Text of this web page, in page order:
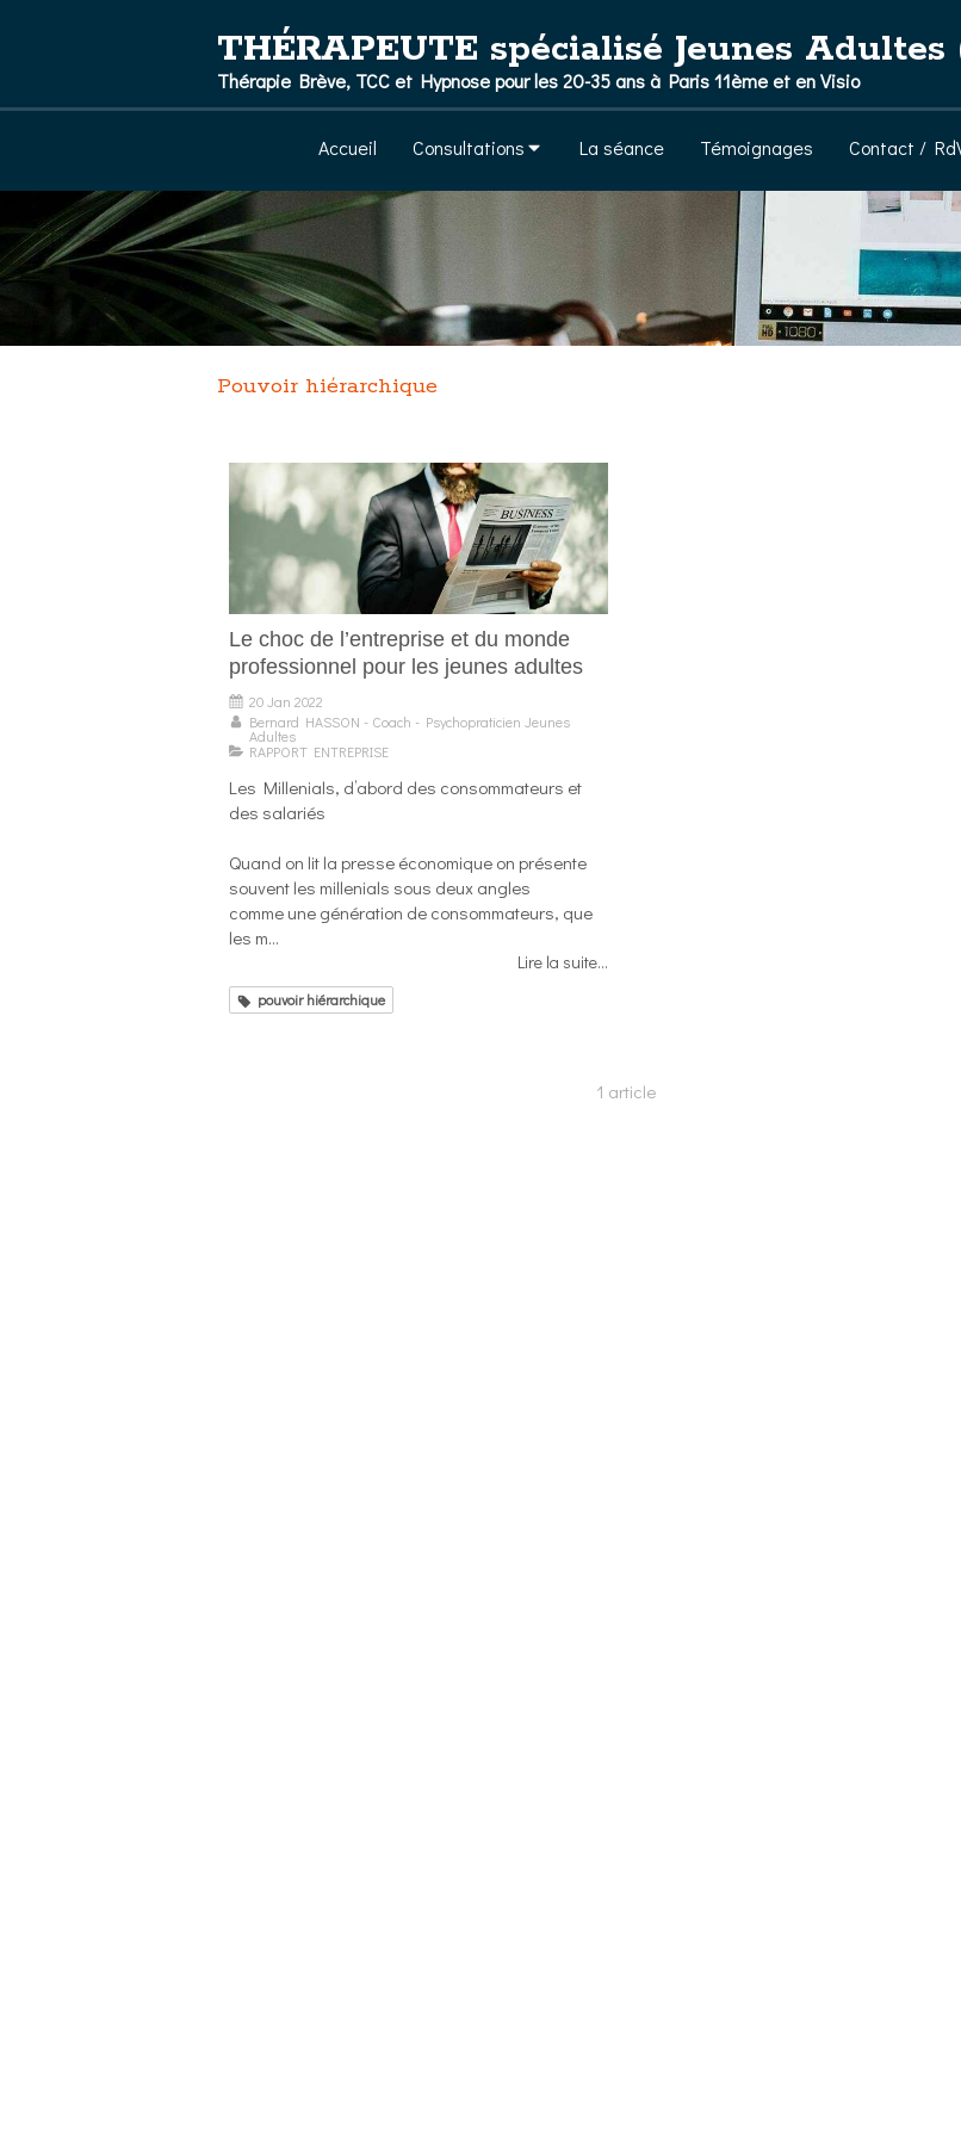
THÉRAPEUTE spécialisé Jeunes Adultes
Thérapie Brève, TCC et Hypnose pour les 20-35 ans à Paris 11ème et en Visio
Accueil Consultations La séance Témoignages Contact /
Pouvoir hiérarchique
Le choc de l’entreprise et du monde
professionnel pour les jeunes adultes
20 Jan 2022
Bernard HASSON - Coach - Psychopraticien Jeunes
Adultes
RAPPORT ENTREPRISE
Les Millenials, d’abord des consommateurs et
des salariés
Quand on lit la presse économique on présente
souvent les millenials sous deux angles
comme une génération de consommateurs, que
les m...
Lire la suite...
pouvoir hiérarchique
1 article